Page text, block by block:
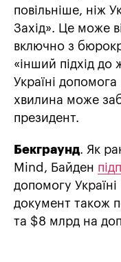
повільніше, ніж
Захід». Це може
включно з
«інший підхід
Україні
хвилина може
президент.
Бекграунд. Як
Mind, Байден
допомогу
документ також
та $8 млрд на